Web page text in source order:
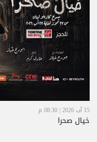
15 آب 2026 | 08:30 م
خيال صحرا